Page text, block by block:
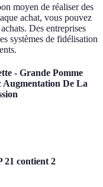
moyen de réaliser des
achat, vous pouvez
Des entreprises
systèmes de fidélisation
- Grande Pomme
Augmentation De La
21 contient 2